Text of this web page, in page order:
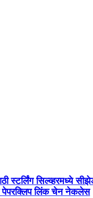
स्टर्लिंग सिल्व्हरमध्ये
लिंक चेन नेकलेस